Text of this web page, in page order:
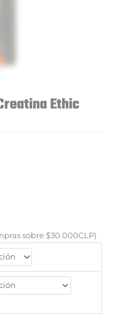
Ethic
sobre $30.000CLP)